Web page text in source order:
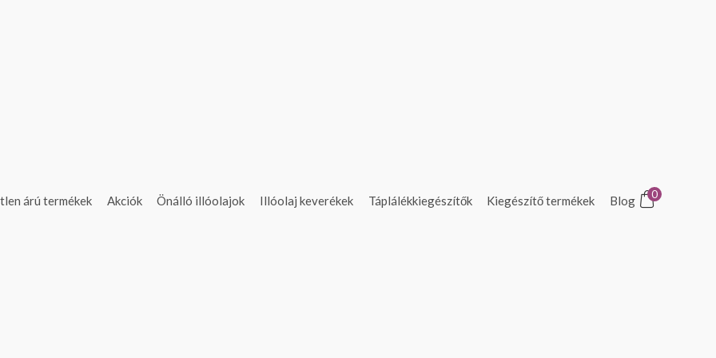
árú termékek Akciók Önálló illóolajok Illóolaj keverékek Táplálékkiegészítők Kiegészítő termékek Blog 0